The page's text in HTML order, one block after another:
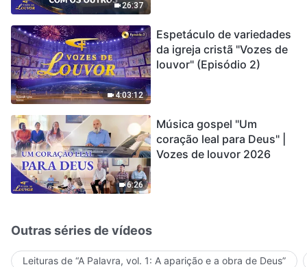
26:37
4:03:12
Espetáculo de variedades
da igreja cristã "Vozes de
louvor" (Episódio 2)
6:26
Música gospel "Um
coração leal para Deus" |
Vozes de louvor 2026
Outras séries de vídeos
Leituras de “A Palavra, vol. 1: A aparição e a obra de Deus”